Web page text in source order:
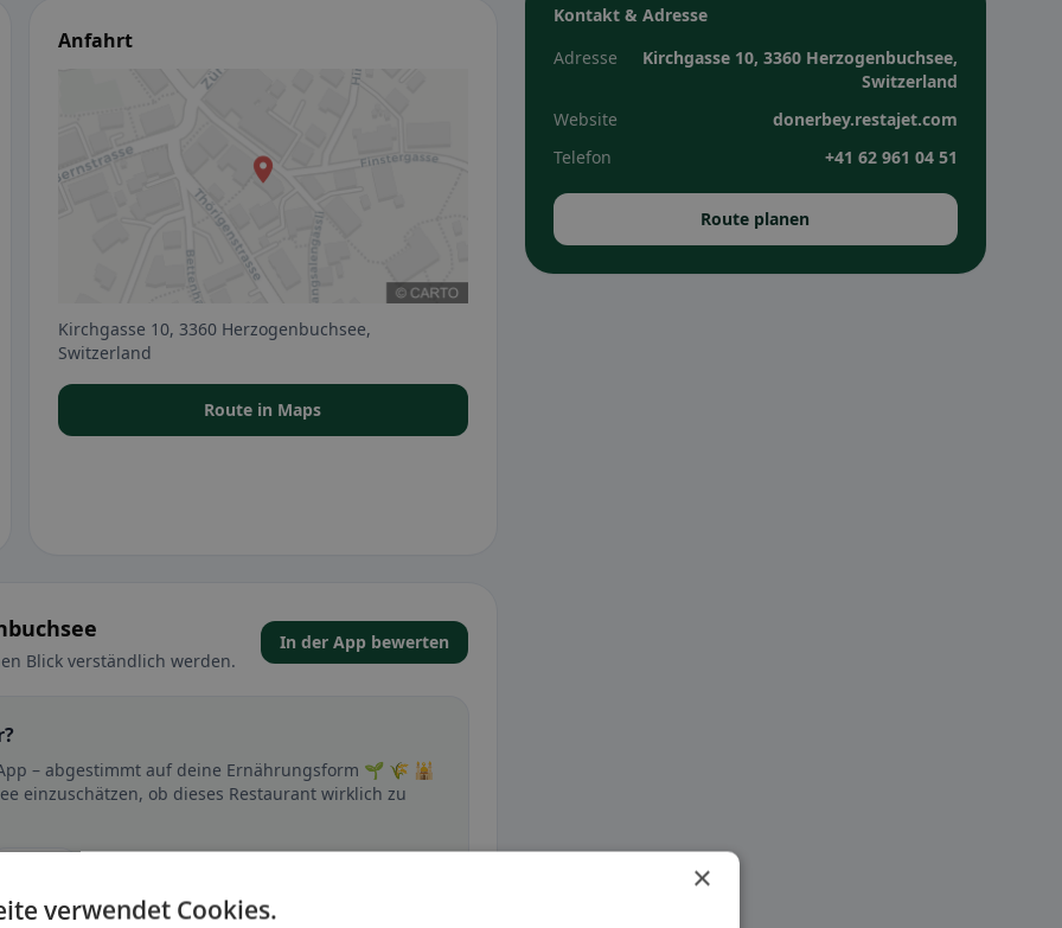
Anfahrt
Kirchgasse 10, 3360 Herzogenbuchsee,
Switzerland
Route in Maps
Blick verständlich werden.
In der App bewerten
– abgestimmt auf deine Ernährungsform 🌱 🌾 🕌
einzuschätzen, ob dieses Restaurant wirklich zu
Kontakt & Adresse
Adresse
Kirchgasse 10, 3360 Herzogenbuchsee,
Switzerland
Website
donerbey.restajet.com
Telefon
+41 62 961 04 51
Route planen
×
verwendet Cookies.